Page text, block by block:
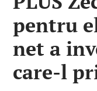
Seriale
Video
Despre noi
pentru
net a
care-l